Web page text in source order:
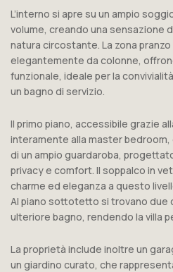
L’interno si apre su un ampio
volume, creando una sensazione
natura circostante. La zona
elegantemente da colonne,
funzionale, ideale per la
un bagno di servizio.
Il primo piano, accessibile grazie
interamente alla master
di un ampio guardaroba,
privacy e comfort. Il soppalco in
charme ed eleganza a questo
Al piano sottotetto si trovano due
ulteriore bagno, rendendo la villa
La proprietà include inoltre un
un giardino curato, che